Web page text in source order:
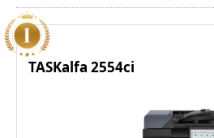
TASKalfa 2554ci